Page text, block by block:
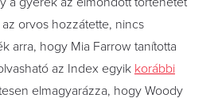
orvos hozzátette, nincs
arra, hogy Mia Farrow tanította
az Index egyik korábbi
elmagyarázza, hogy Woody